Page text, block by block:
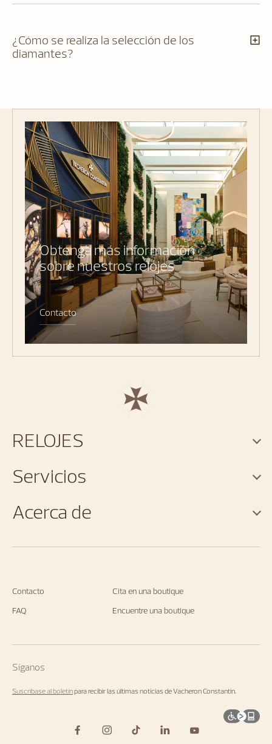
¿Cómo se realiza la selección de los
diamantes?
Obtenga más información
sobre nuestros relojes
Contacto
Contacto
Cita en una boutique
FAQ
Encuentre una boutique
Síganos
Suscríbase al boletínpara recibir las últimas noticias de Vacheron Constantin.
RELOJES
Servicios
Acerca de